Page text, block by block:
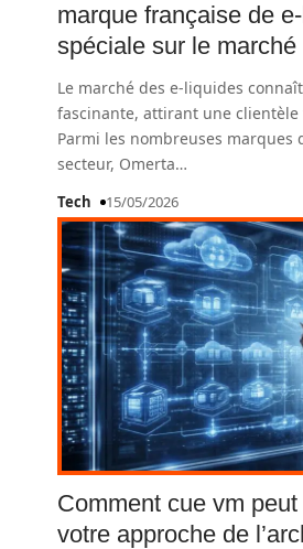
marque française de
spéciale sur le marché
Le marché des e-liquides
fascinante, attirant une
Parmi les nombreuses marques
secteur, Omerta…
Tech 15/05/2026
Comment cue vm
votre approche de